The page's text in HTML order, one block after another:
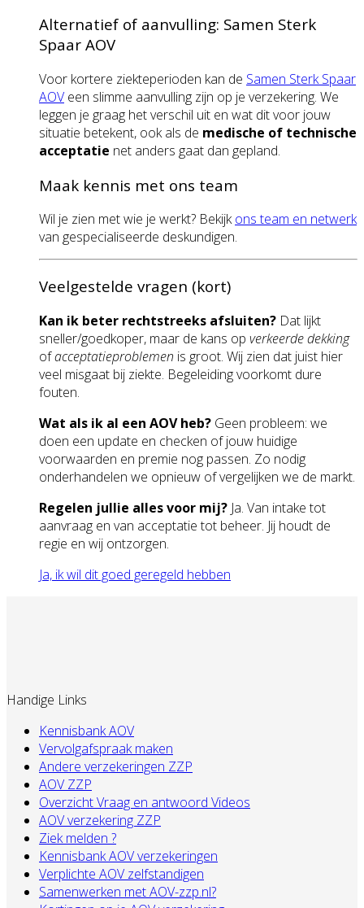
Alternatief of aanvulling: Samen Sterk
Spaar AOV
Voor kortere ziekteperioden kan de Samen Sterk Spaar
AOV een slimme aanvulling zijn op je verzekering. We
leggen je graag het verschil uit en wat dit voor jouw
situatie betekent, ook als de medische of technische
acceptatie net anders gaat dan gepland.
Maak kennis met ons team
Wil je zien met wie je werkt? Bekijkons team en netwerk
van gespecialiseerde deskundigen.
Veelgestelde vragen (kort)
Kan ik beter rechtstreeks afsluiten? Dat lijkt
sneller/goedkoper, maar de kans op verkeerde dekking
ofacceptatieproblemen is groot. Wij zien dat juist hier
veel misgaat bij ziekte. Begeleiding voorkomt dure
fouten.
Wat als ik al een AOV heb? Geen probleem: we
doen een update en checken of jouw huidige
voorwaarden en premie nog passen. Zo nodig
onderhandelen we opnieuw of vergelijken we de markt.
Regelen jullie alles voor mij? Ja. Van intake tot
aanvraag en van acceptatie tot beheer. Jij houdt de
regie en wij ontzorgen.
Ja, ik wil dit goed geregeld hebben
Handige Links
Kennisbank AOV
Vervolgafspraak maken
Andere verzekeringen ZZP
AOV ZZP
Overzicht Vraag en antwoord Videos
AOV verzekering ZZP
Ziek melden ?
Kennisbank AOV verzekeringen
Verplichte AOV zelfstandigen
Samenwerken met AOV-zzp.nl?